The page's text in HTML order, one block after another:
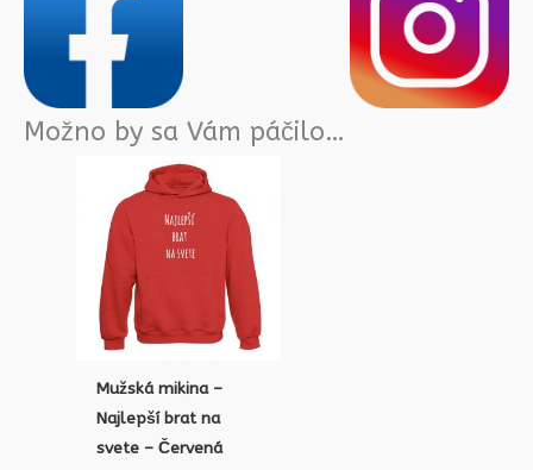
Možno by sa Vám páčilo…
Mužská mikina –
Najlepší brat na
svete – Červená